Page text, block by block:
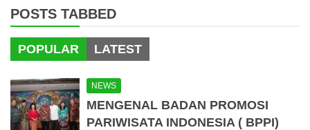
POSTS TABBED
POPULAR LATEST
NEWS
MENGENAL BADAN PROMOSI
PARIWISATA INDONESIA ( BPPI)